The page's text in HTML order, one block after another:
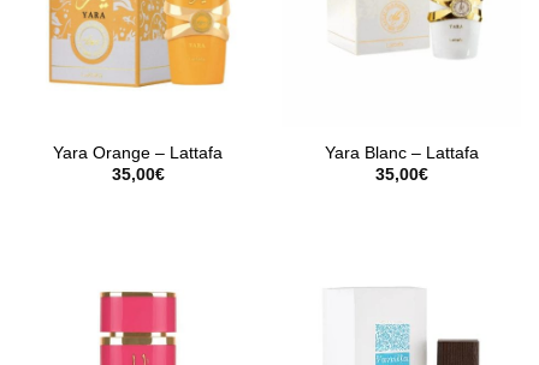
Yara Orange – Lattafa
35,00€
Yara Blanc – Lattafa
35,00€